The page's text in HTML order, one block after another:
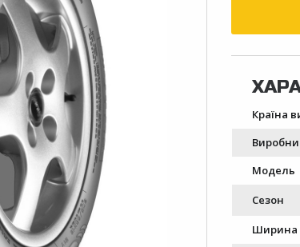
Країна
Модель
Сезон
Ширина